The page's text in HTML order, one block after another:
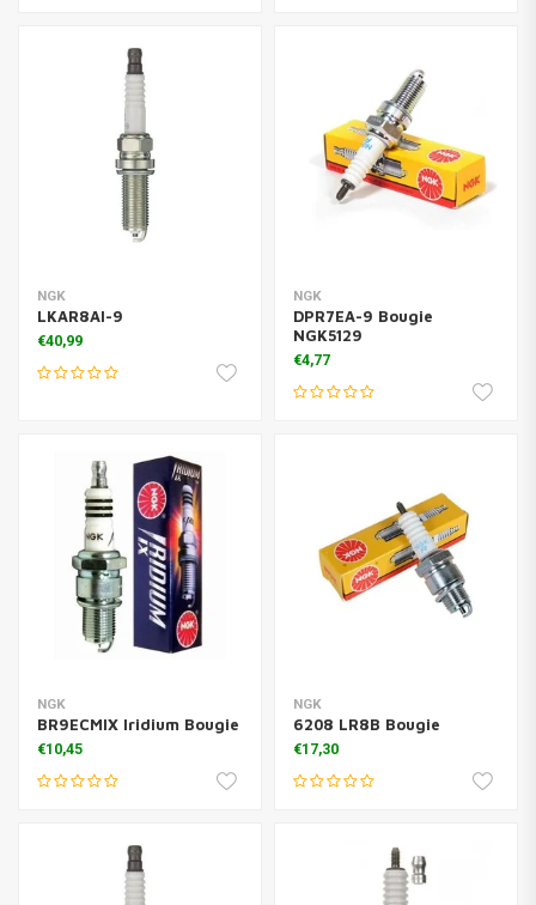
NGK
LKAR8AI-9
€40,99
NGK
DPR7EA-9 Bougie
NGK5129
€4,77
NGK
BR9ECMIX Iridium Bougie
€10,45
NGK
6208 LR8B Bougie
€17,30